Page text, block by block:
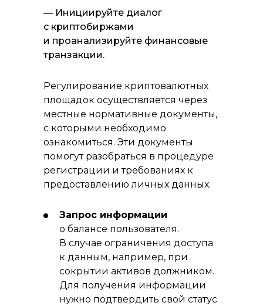
— Инициируйте диалог
с криптобиржами
и проанализируйте финансовые
транзакции.
Регулирование криптовалютных
площадок осуществляется через
местные нормативные документы,
с которыми необходимо
ознакомиться. Эти документы
помогут разобраться в процедуре
регистрации и требованиях к
предоставлению личных данных.
Запрос информации
о балансе пользователя.
В случае ограничения доступа
к данным, например, при
сокрытии активов должником.
Для получения информации
нужно подтвердить свой статус